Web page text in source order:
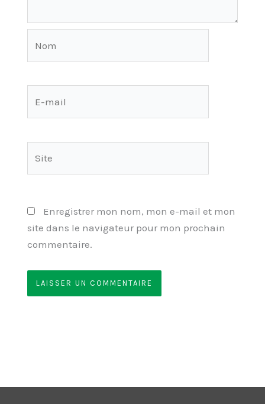
Enregistrer mon nom, mon e-mail et mon
site dans le navigateur pour mon prochain
commentaire.